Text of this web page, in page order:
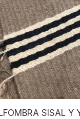
SISAL Y